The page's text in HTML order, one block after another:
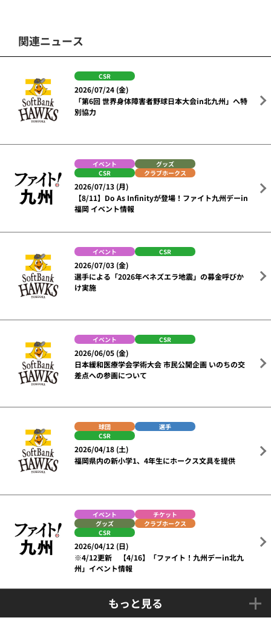
関連ニュース
CSR
2026/07/24 (金)
「第6回 世界身体障害者野球日本大会in北九州」へ特
別協力
イベント
グッズ
CSR
クラブホークス
2026/07/13 (月)
【8/11】Do As Infinityが登場！ファイト九州デーin
福岡 イベント情報
イベント CSR
2026/07/03 (金)
選手による「2026年ベネズエラ地震」の募金呼びか
け実施
イベント CSR
2026/06/05 (金)
日本緩和医療学会学術大会 市民公開企画 いのちの交
差点への参画について
球団
選手
CSR
2026/04/18 (土)
福岡県内の新小学1、4年生にホークス文具を提供
イベント
チケット
グッズ
クラブホークス
CSR
2026/04/12 (日)
※4/12更新 【4/16】「ファイト！九州デーin北九
州」イベント情報
もっと見る